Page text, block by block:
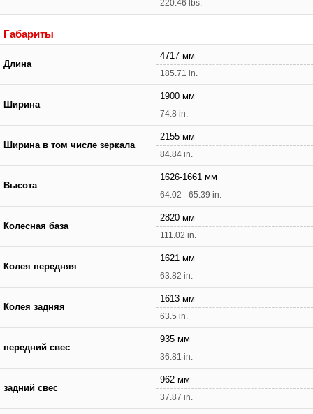
220.46 lbs.
Габариты
Длина
4717 мм
185.71 in.
Ширина
1900 мм
74.8 in.
Ширина в том числе зеркала
2155 мм
84.84 in.
Высота
1626-1661 мм
64.02 - 65.39 in.
Колесная база
2820 мм
111.02 in.
Колея передняя
1621 мм
63.82 in.
Колея задняя
1613 мм
63.5 in.
передний свес
935 мм
36.81 in.
задний свес
962 мм
37.87 in.